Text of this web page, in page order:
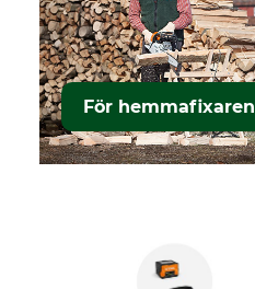
För hemmafixaren